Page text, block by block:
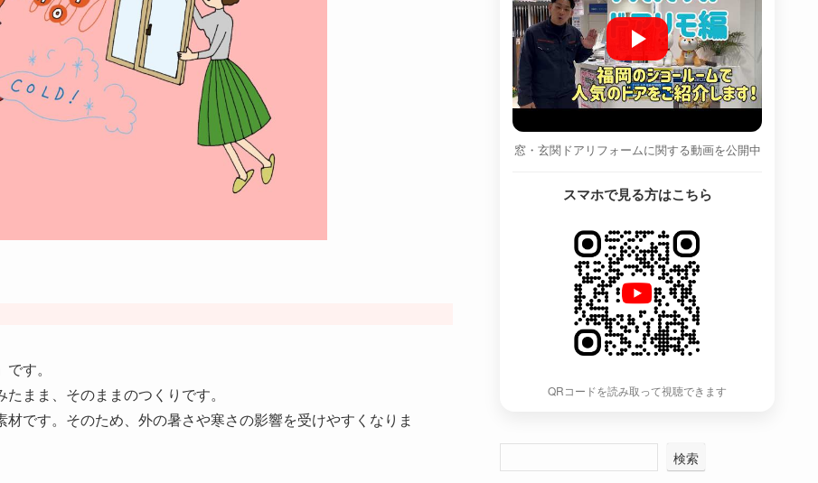
す。
まま、そのままのつくりです。
です。そのため、外の暑さや寒さの影響を受けやすくなりま
窓・玄関ドアリフォームに関する動画を公開中
スマホで見る方はこちら
QRコードを読み取って視聴できます
検索